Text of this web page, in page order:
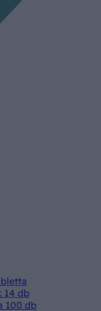
14 db
100 db